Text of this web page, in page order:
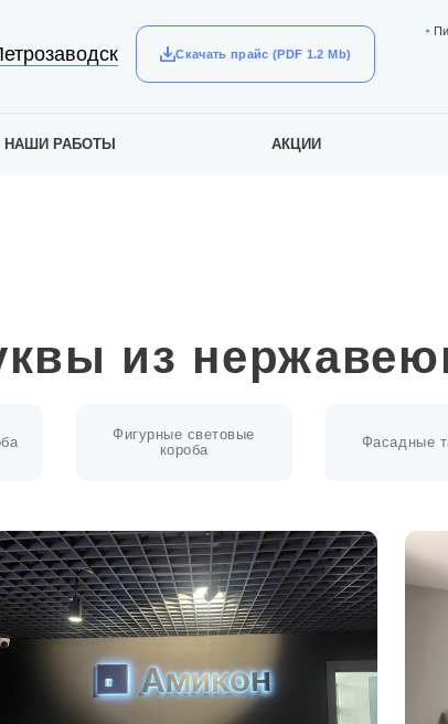
Скачать прайс (PDF 1.2 Mb)
НАШИ РАБОТЫ АКЦИИ
из
Фигурные световые
короба
Фасадные